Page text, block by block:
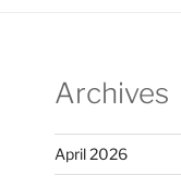
Archives
April 2026